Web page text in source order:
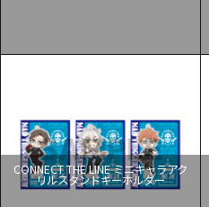
CONNECT THE LINE ミニキャラアク
リルスタンドキーホルダー